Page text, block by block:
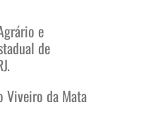
e
de
Viveiro da Mata